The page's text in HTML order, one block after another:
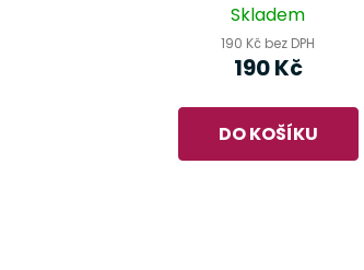
Skladem
190 Kč bez DPH
190 Kč
DO KOŠÍKU